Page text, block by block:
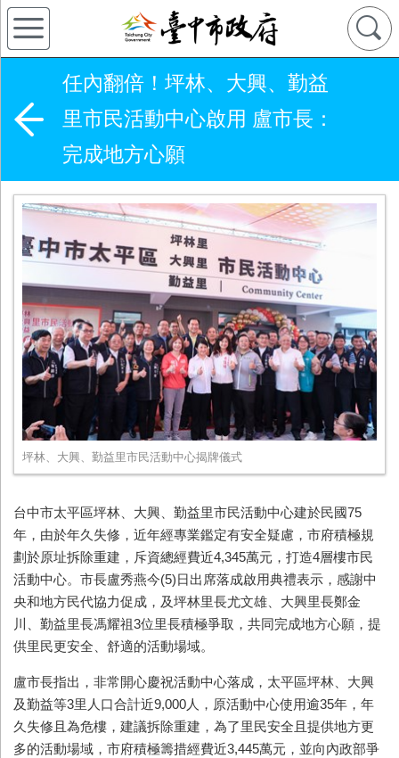
任內翻倍！坪林、大興、勤益
里市民活動中心啟用 盧市長：
完成地方心願
坪林、大興、勤益里市民活動中心揭牌儀式
台中市太平區坪林、大興、勤益里市民活動中心建於民國75
年，由於年久失修，近年經專業鑑定有安全疑慮，市府積極規
劃於原址拆除重建，斥資總經費近4,345萬元，打造4層樓市民
活動中心。市長盧秀燕今(5)日出席落成啟用典禮表示，感謝中
央和地方民代協力促成，及坪林里長尤文雄、大興里長鄭金
川、勤益里長馮耀祖3位里長積極爭取，共同完成地方心願，提
供里民更安全、舒適的活動場域。
盧市長指出，非常開心慶祝活動中心落成，太平區坪林、大興
及勤益等3里人口合計近9,000人，原活動中心使用逾35年，年
久失修且為危樓，建議拆除重建，為了里民安全且提供地方更
多的活動場域，市府積極籌措經費近3,445萬元，並向內政部爭